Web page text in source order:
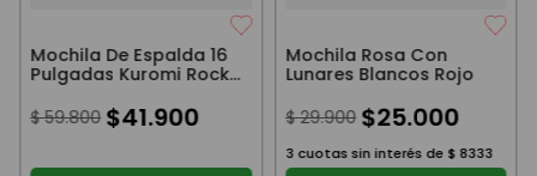
Mochila De Espalda 16
Pulgadas Kuromi Rock
Violeta
$ 59.800 $41.900
Mochila Rosa Con
Lunares Blancos Rojo
$ 29.900 $25.000
3 cuotas sin interés de $ 8333